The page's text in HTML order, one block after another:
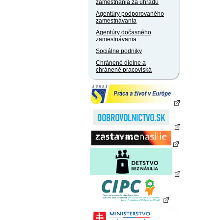
zamestnania za úhradu
Agentúry podporovaného
zamestnávania
Agentúry dočasného
zamestnávania
Sociálne podniky
Chránené dielne a
chránené pracoviská